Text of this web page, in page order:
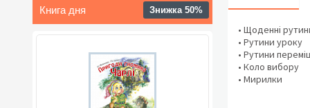
Книга дня Знижка 50%
• Щоденні
• Рутини уроку
• Рутини
• Коло вибору
• Мирилки